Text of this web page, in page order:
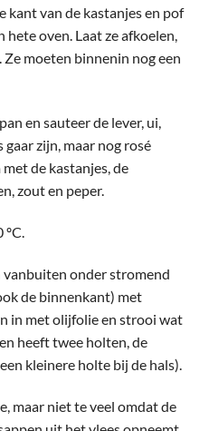
kant van de kastanjes en pof
hete oven. Laat ze afkoelen,
moeten binnenin nog een
en sauteer de lever, ui,
zijn, maar nog rosé
de kastanjes, de
zout en peper.
ºC.
vanbuiten onder stromend
de binnenkant) met
in met olijfolie en strooi wat
heeft twee holten, de
kleinere holte bij de hals).
maar niet te veel omdat de